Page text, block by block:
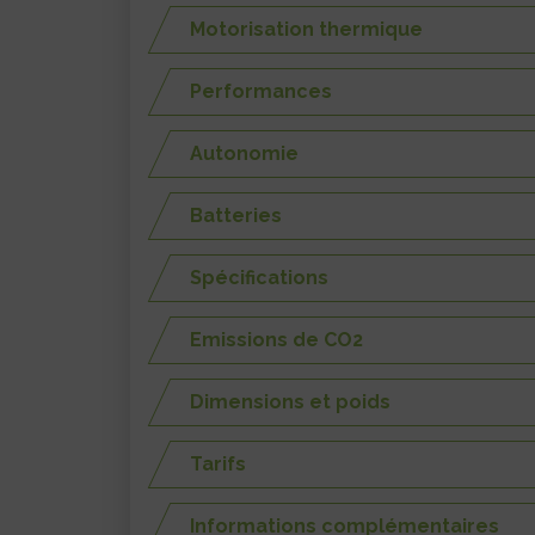
Motorisation thermique
Performances
Autonomie
Batteries
Spécifications
Emissions de CO2
Dimensions et poids
Tarifs
Informations complémentaires